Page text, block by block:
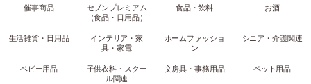
催事商品
セブンプレミアム
（食品・日用品）
食品・飲料 お酒
生活雑貨・日用品
インテリア・家
具・家電
ホームファッショ
ン
シニア・介護関連
ベビー用品
子供衣料・スクー
ル関連
文房具・事務用品 ペット用品